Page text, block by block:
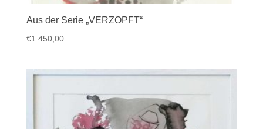
Aus der Serie „VERZOPFT“
€1.450,00